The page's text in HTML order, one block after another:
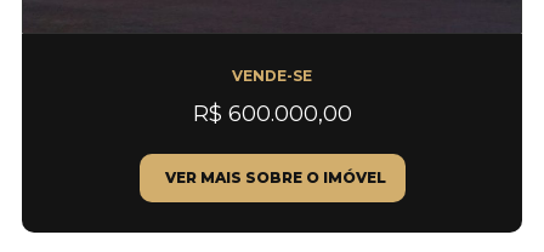
VENDE-SE
R$ 600.000,00
VER MAIS SOBRE O IMÓVEL